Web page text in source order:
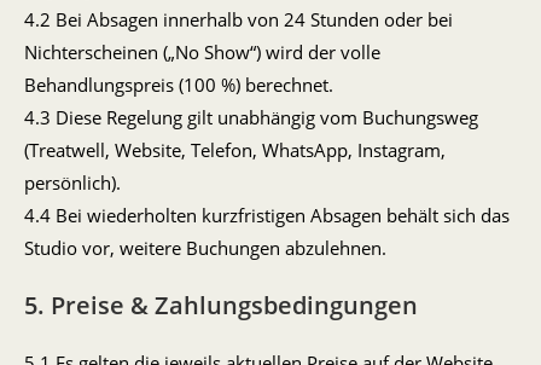
4.2 Bei Absagen innerhalb von 24 Stunden oder bei
Nichterscheinen („No Show“) wird der volle
Behandlungspreis (100 %) berechnet.
4.3 Diese Regelung gilt unabhängig vom Buchungsweg
(Treatwell, Website, Telefon, WhatsApp, Instagram,
persönlich).
4.4 Bei wiederholten kurzfristigen Absagen behält sich das
Studio vor, weitere Buchungen abzulehnen.
5. Preise & Zahlungsbedingungen